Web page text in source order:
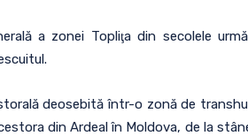
a zonei Topliţa din secolele
deosebită într-o zonă de
din Ardeal în Moldova, de la